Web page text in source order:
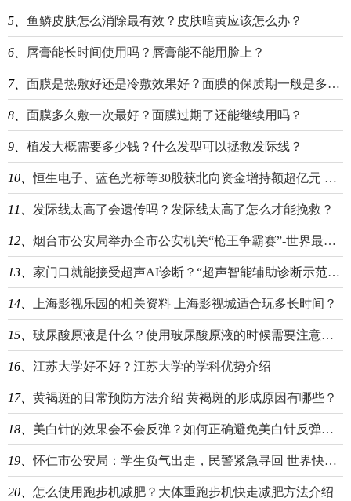
5、 鱼鳞皮肤怎么消除最有效？皮肤暗黄应该怎么办？
6、 唇膏能长时间使用吗？唇膏能不能用脸上？
7、 面膜是热敷好还是冷敷效果好？面膜的保质期一般是多久？
8、 面膜多久敷一次最好？面膜过期了还能继续用吗？
9、 植发大概需要多少钱？什么发型可以拯救发际线？
10、 恒生电子、蓝色光标等30股获北向资金增持额超亿元 天天速看
11、 发际线太高了会遗传吗？发际线太高了怎么才能挽救？
12、 烟台市公安局举办全市公安机关“枪王争霸赛”-世界最资讯
13、 家门口就能接受超声AI诊断？“超声智能辅助诊断示范基地”落户杭州 世界即时看
14、 上海影视乐园的相关资料 上海影视城适合玩多长时间？
15、 玻尿酸原液是什么？使用玻尿酸原液的时候需要注意什么？
16、 江苏大学好不好？江苏大学的学科优势介绍
17、 黄褐斑的日常预防方法介绍 黄褐斑的形成原因有哪些？
18、 美白针的效果会不会反弹？如何正确避免美白针反弹效应？
19、 怀仁市公安局：学生负气出走，民警紧急寻回 世界快资讯
20、 怎么使用跑步机减肥？大体重跑步机快走减肥方法介绍